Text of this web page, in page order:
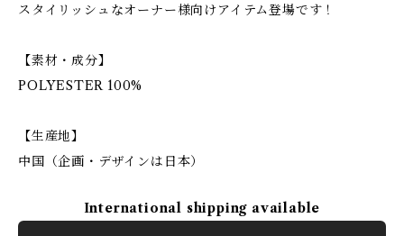
スタイリッシュなオーナー様向けアイテム登場です！
【素材・成分】
POLYESTER 100%
【生産地】
中国（企画・デザインは日本）
International shipping available